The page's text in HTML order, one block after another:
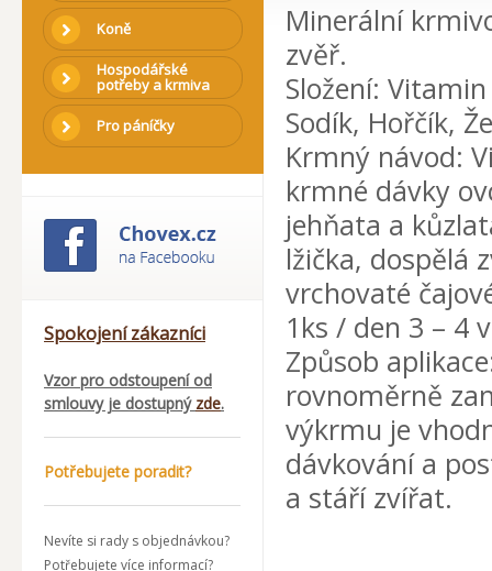
Koně
Hospodářské
potřeby a krmiva
Pro páníčky
Spokojení zákazníci
Vzor pro odstoupení od
smlouvy je dostupný zde.
Potřebujete poradit?
Nevíte si rady s objednávkou?
Potřebujete více informací?
Minerální
zvěř.
Složení:
Sodík, Hořčík,
Krmný návod:
krmné dávky
jehňata a
lžička, dospělá
vrchovaté
1ks / den 3 – 4
Způsob
rovnoměrně
výkrmu je
dávkování a
a stáří zvířat.